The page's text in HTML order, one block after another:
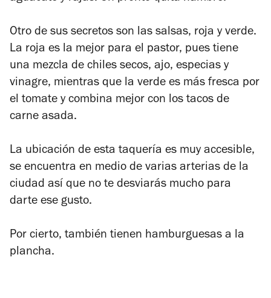
Otro de sus secretos son las salsas, roja y verde.
La roja es la mejor para el pastor, pues tiene
una mezcla de chiles secos, ajo, especias y
vinagre, mientras que la verde es más fresca por
el tomate y combina mejor con los tacos de
carne asada.
La ubicación de esta taquería es muy accesible,
se encuentra en medio de varias arterias de la
ciudad así que no te desviarás mucho para
darte ese gusto.
Por cierto, también tienen hamburguesas a la
plancha.